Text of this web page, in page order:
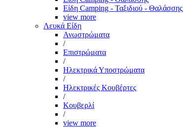
Είδη Camping - Ταξιδιού - Θαλάσσης
view more
Λευκά Είδη
Ανωστρώματα
/
Επιστρώματα
/
Ηλεκτρικά Υποστρώματα
/
Ηλεκτρικές Κουβέρτες
/
Κουβερλί
/
view more